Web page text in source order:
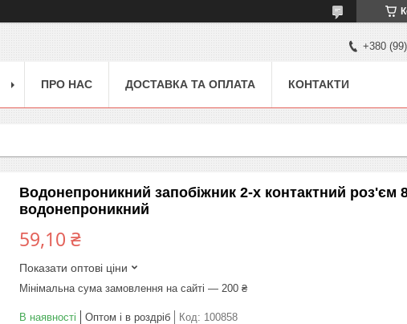
+380
ПРО НАС ДОСТАВКА ТА ОПЛАТА КОНТАКТИ
Водонепроникний запобіжник 2-х контактний роз'єм
водонепроникний
59,10 ₴
Показати оптові ціни
Мінімальна сума замовлення на сайті — 200 ₴
В наявності Оптом і в роздріб Код: 100858